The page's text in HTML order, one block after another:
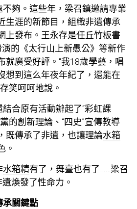
不夠。這些年，梁召鎮邀請專業
生涯的新節目，組織非遺傳承
上發布。王永存是任丘竹板書
的《太行山上新愚公》等新作
就廣受好評。“我18歲學藝，唱
想到這么年夜年紀了，還能在
笑呵呵地說。
合原有活動辦起了“彩虹課
的創新理論、“四史”宣傳教導
既傳承了非遺，也讓理論水箱
。
水箱精有了，舞臺也有了……梁召
煥發了性命力。
承關鍵點